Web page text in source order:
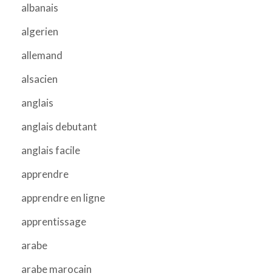
albanais
algerien
allemand
alsacien
anglais
anglais debutant
anglais facile
apprendre
apprendre en ligne
apprentissage
arabe
arabe marocain